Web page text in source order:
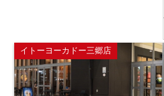
イトーヨーカドー三郷店